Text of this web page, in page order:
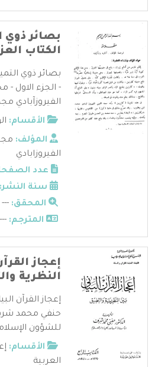
بصائر ذوي
الكتاب
بصائر ذوي
- الجزء الاول -
الفيروزآبادي
الأقسام:
المؤلف:
الفيروزابادي
عدد
سنة النشر:
المحقق: ---
المترجم: ---
إعجاز
النظرية
إعجاز القرآن
حنفي محمد
للشؤون
الأقسام:
العربية